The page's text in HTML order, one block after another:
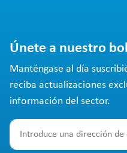
Únete a nuestro
Manténgase al día
reciba actualizaciones
información del sector.